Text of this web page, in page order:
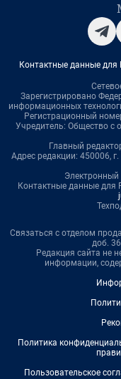
Контактные данные для
Зарегистрировано
информационных
Регистрационный
Учредитель: Общество с
Главный
Адрес редакции: 450006,
Электронный
Контактные данные для
Связаться с отделом
доб.
Редакция сайта не
информации,
Политика
Пользовательское